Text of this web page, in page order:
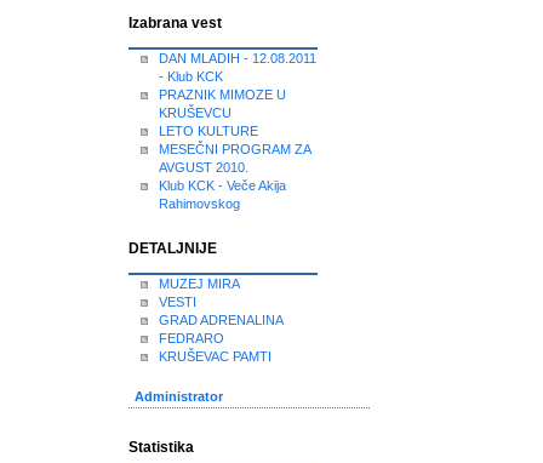
Izabrana vest
DAN MLADIH - 12.08.2011
- Klub KCK
PRAZNIK MIMOZE U
KRUŠEVCU
LETO KULTURE
MESEČNI PROGRAM ZA
AVGUST 2010.
Klub KCK - Veče Akija
Rahimovskog
DETALJNIJE
MUZEJ MIRA
VESTI
GRAD ADRENALINA
FEDRARO
KRUŠEVAC PAMTI
Administrator
Statistika